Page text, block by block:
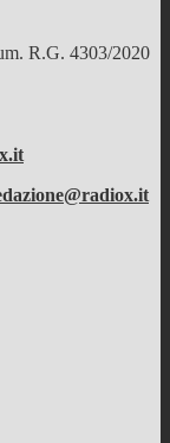
R.G. 4303/2020